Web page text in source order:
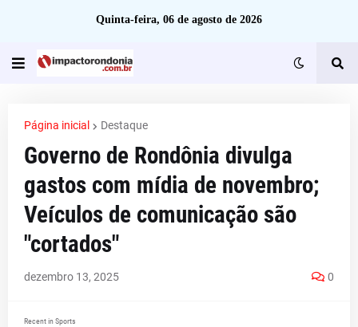
Quinta-feira, 06 de agosto de 2026
Página inicial Destaque
Governo de Rondônia divulga
gastos com mídia de novembro;
Veículos de comunicação são
"cortados"
dezembro 13, 2025 0
Recent in Sports